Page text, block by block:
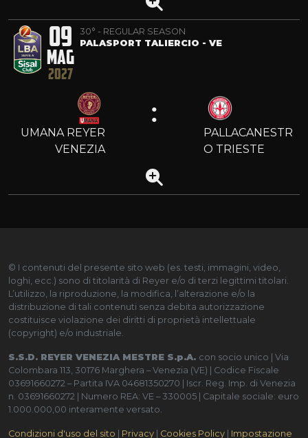
09
MAG
2027
30° - REGULAR SEASON
PALASPORT TALIERCIO - VE
UMANA REYER
VENEZIA
:
PALLACANESTR
O TRIESTE
© I contenuti del presente sito web (es. testi, immagini, video,
loghi, ecc.) sono di titolarità di Reyer e/o di terzi legittimi titolari.
L’utilizzo, la riproduzione, la modifica, l’alterazione e/o la
distribuzione di tali contenuti senza debita autorizzazione
costituisce violazione dei diritti di proprietà intellettuale
(copyright) e/o industriale.
S.S.D. REYER VENEZIA MESTRE S.p.A. con socio unico | Via
Colombara 113, 30176 Marghera – Venezia (VE) | Codice Fiscale
03691660272 – Partita IVA 04681350270 | Iscr. Reg. Imp. di Venezia
n. 03691660272 | Numero REA: VE – 330005 | Capitale sociale: euro
1.000.000,00 interamente versato.
Condizioni d'uso del sito | Privacy | Cookies Policy | Impostazione